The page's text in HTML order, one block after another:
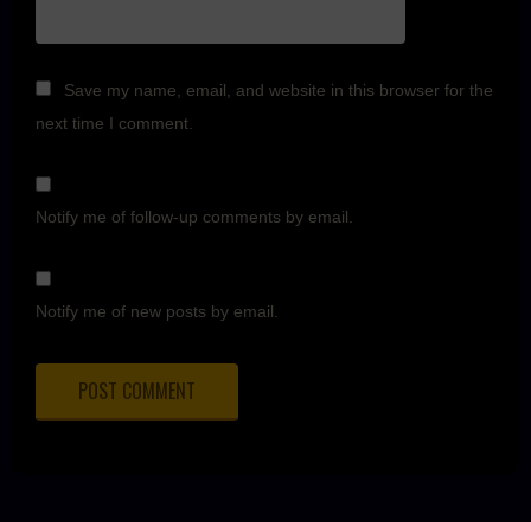
Save my name, email, and website in this browser for the
next time I comment.
Notify me of follow-up comments by email.
Notify me of new posts by email.